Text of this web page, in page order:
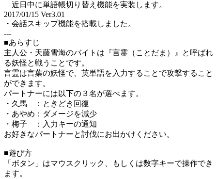
近日中に単語帳切り替え機能を実装します。
2017/01/15 Ver3.01
・会話スキップ機能を搭載しました。
---
■あらすじ
主人公・天藤雪海のバイトは『言霊（ことだま）』と呼ばれ
る妖怪と戦うことです。
言霊は言葉の妖怪で、英単語を入力することで攻撃すること
ができます。
パートナーには以下の３名が選べます。
・久馬 ：ときどき回復
・あやめ：ダメージを減少
・梅子 ：入力キーの通知
お好きなパートナーと討伐にお出かけください。
■遊び方
「ボタン」はマウスクリック、もしくは数字キーで操作でき
ます。